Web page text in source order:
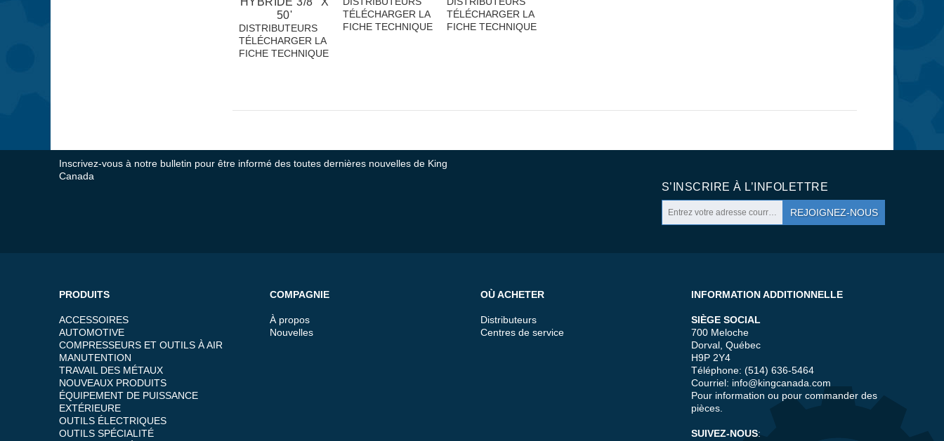
50'
DISTRIBUTEURS
TÉLÉCHARGER LA
FICHE TECHNIQUE
TÉLÉCHARGER LA
FICHE TECHNIQUE
TÉLÉCHARGER LA
FICHE TECHNIQUE
Inscrivez-vous à notre bulletin pour être informé des toutes dernières nouvelles de King
Canada
S’INSCRIRE À L’INFOLETTRE
REJOIGNEZ-NOUS
PRODUITS
ACCESSOIRES
AUTOMOTIVE
COMPRESSEURS ET OUTILS À AIR
MANUTENTION
TRAVAIL DES MÉTAUX
NOUVEAUX PRODUITS
ÉQUIPEMENT DE PUISSANCE
EXTÉRIEURE
OUTILS ÉLECTRIQUES
OUTILS SPÉCIALITÉ
COMPAGNIE
À propos
Nouvelles
OÙ ACHETER
Distributeurs
Centres de service
INFORMATION ADDITIONNELLE
SIÈGE SOCIAL
700 Meloche
Dorval, Québec
H9P 2Y4
Téléphone: (514) 636-5464
Courriel: info@kingcanada.com
Pour information ou pour commander des
pièces.
SUIVEZ-NOUS: